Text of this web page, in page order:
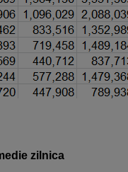
zilnica